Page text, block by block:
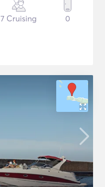
7 Cruising 0